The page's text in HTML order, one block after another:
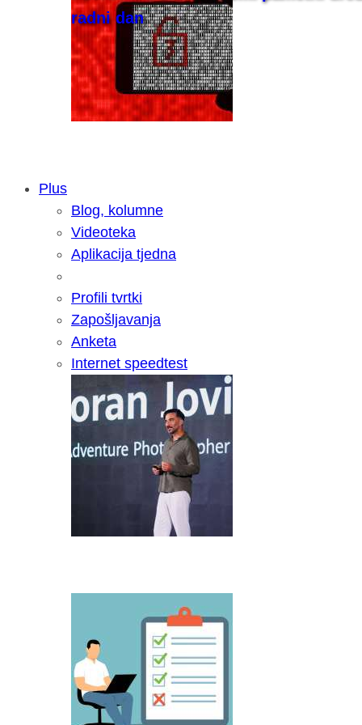
radni dan
Samsung otkrio kako je nastajala
razvoja donijelo tanje i izdržljivije
Microsoft predstavio Project
Plus
Blog, kolumne
Videoteka
Aplikacija tjedna
Profili tvrtki
Zapošljavanja
Anketa
Internet speedtest